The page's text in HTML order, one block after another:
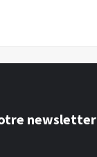
newsletter